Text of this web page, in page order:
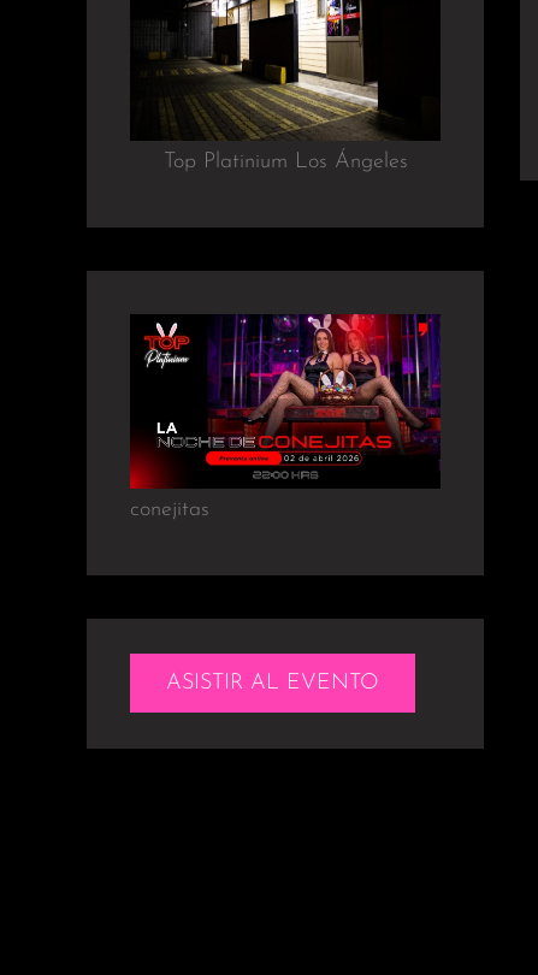
Top Platinium Los Ángeles
conejitas
ASISTIR AL EVENTO